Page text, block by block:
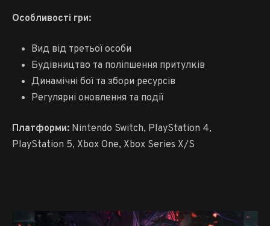
Особливості гри:
Вид від третьої особи
Будівництво та поліпшення притулків
Динамічні бої та збори ресурсів
Регулярні оновлення та події
Платформи: Nintendo Switch, PlayStation 4,
PlayStation 5, Xbox One, Xbox Series X/S